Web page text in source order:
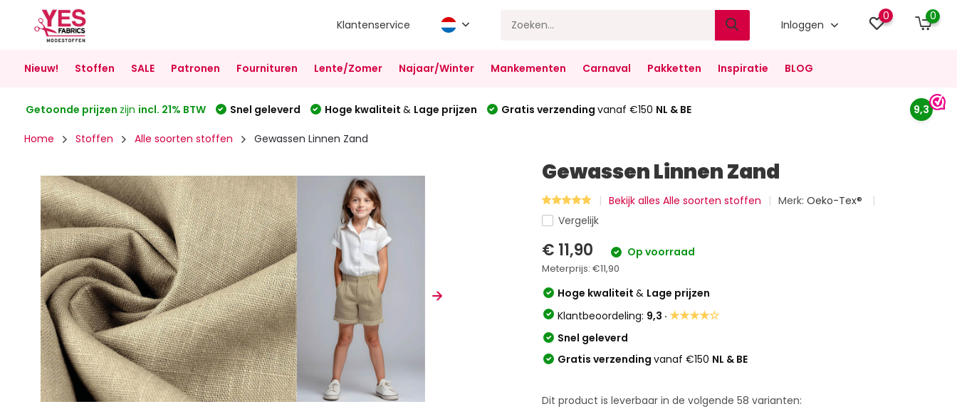
Klantenservice Inloggen
0 0
Nieuw! Stoffen SALE Patronen Fournituren Lente/Zomer Najaar/Winter Mankementen Carnaval Pakketten Inspiratie BLOG
Getoonde prijzen zijn incl. 21% BTW Snel geleverd Hoge kwaliteit & Lage prijzen Gratis verzending vanaf €150 NL & BE 9,3
Home Stoffen Alle soorten stoffen Gewassen Linnen Zand
Gewassen Linnen Zand
Bekijk alles Alle soorten stoffen Merk:Oeko-Tex®
Vergelijk
€ 11,90 Op voorraad
Meterprijs:€11,90
Hoge kwaliteit& Lage prijzen
Klantbeoordeling: 9,3 ·★★★★☆
Snel geleverd
Gratis verzendingvanaf €150 NL & BE
Dit product is leverbaar in de volgende58 varianten: